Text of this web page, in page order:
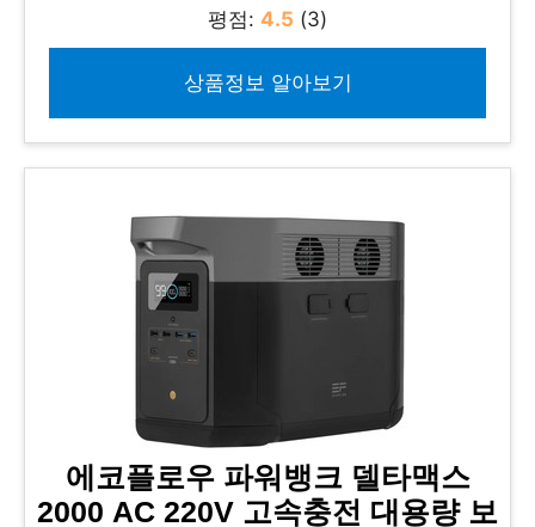
평점: 4.5 (3)
상품정보 알아보기
에코플로우 파워뱅크 델타맥스
2000 AC 220V 고속충전 대용량 보